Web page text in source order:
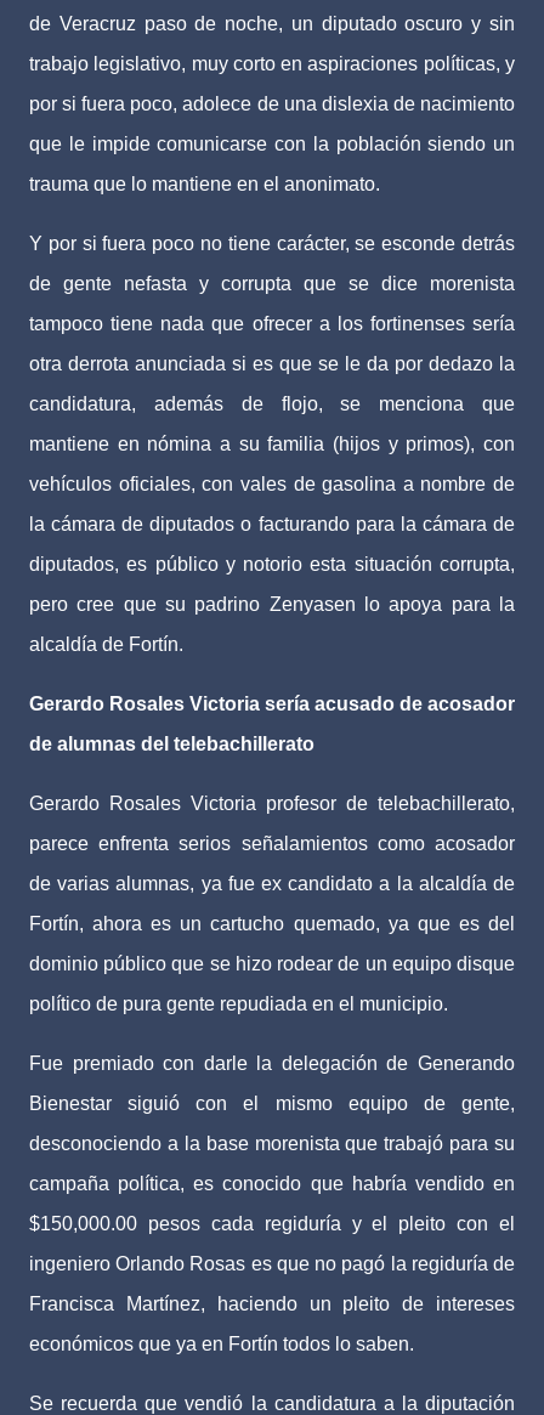
de Veracruz paso de noche, un diputado oscuro y sin
trabajo legislativo, muy corto en aspiraciones políticas, y
por si fuera poco, adolece de una dislexia de nacimiento
que le impide comunicarse con la población siendo un
trauma que lo mantiene en el anonimato.
Y por si fuera poco no tiene carácter, se esconde detrás
de gente nefasta y corrupta que se dice morenista
tampoco tiene nada que ofrecer a los fortinenses sería
otra derrota anunciada si es que se le da por dedazo la
candidatura, además de flojo, se menciona que
mantiene en nómina a su familia (hijos y primos), con
vehículos oficiales, con vales de gasolina a nombre de
la cámara de diputados o facturando para la cámara de
diputados, es público y notorio esta situación corrupta,
pero cree que su padrino Zenyasen lo apoya para la
alcaldía de Fortín.
Gerardo Rosales Victoria sería acusado de acosador
de alumnas del telebachillerato
Gerardo Rosales Victoria profesor de telebachillerato,
parece enfrenta serios señalamientos como acosador
de varias alumnas, ya fue ex candidato a la alcaldía de
Fortín, ahora es un cartucho quemado, ya que es del
dominio público que se hizo rodear de un equipo disque
político de pura gente repudiada en el municipio.
Fue premiado con darle la delegación de Generando
Bienestar siguió con el mismo equipo de gente,
desconociendo a la base morenista que trabajó para su
campaña política, es conocido que habría vendido en
$150,000.00 pesos cada regiduría y el pleito con el
ingeniero Orlando Rosas es que no pagó la regiduría de
Francisca Martínez, haciendo un pleito de intereses
económicos que ya en Fortín todos lo saben.
Se recuerda que vendió la candidatura a la diputación